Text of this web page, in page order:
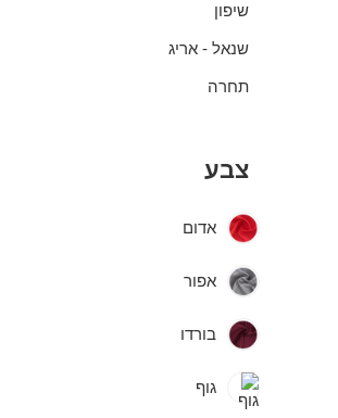
שיפון
שנאל - אריג
תחרה
צבע
אדום
אפור
בורדו
גוף